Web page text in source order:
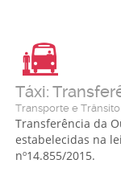
Táxi:
Transporte e Trânsito
Transferência da
estabelecidas na
nº14.855/2015.